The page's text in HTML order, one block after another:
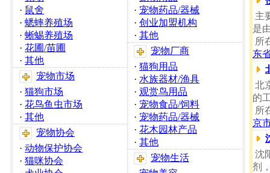
· 鼠舍
· 蟋蟀养殖场
· 蜥蜴养殖场
· 花圃/苗圃
· 其他
宠物市场
· 猫狗市场
· 花鸟鱼虫市场
· 其他
宠物协会
· 动物保护协会
· 猫咪协会
· 宠物药品/器械
· 创业加盟机构
· 其他
宠物厂商
· 猫狗用品
· 水族器材/渔具
· 观赏鸟用品
· 宠物食品/饲料
· 宠物药品/器械
· 花木园林产品
· 其他
宠物生活
主
是
所
东
北
的
所
京
沈
剂